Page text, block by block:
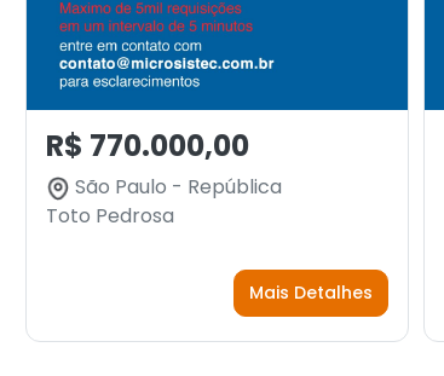
R$ 770.000,00
São Paulo - República
Toto Pedrosa
Mais Detalhes